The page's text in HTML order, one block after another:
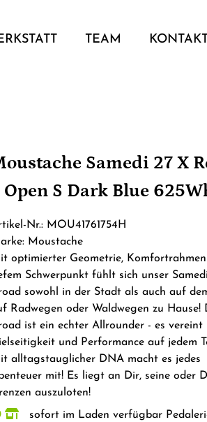
TEAM
Samedi 27 X
Open S Dark Blue
Nr.: MOU41761754H
Moustache
optimierter Geometrie,
Schwerpunkt fühlt sich unser
sowohl in der Stadt als auch auf
Radwegen oder Waldwegen zu Hause!
ist ein echter Allrounder - es vereint
und Performance auf jedem
alltagstauglicher DNA macht es jedes
mit! Es liegt an Dir, seine oder
auszuloten!
sofort im Laden verfügbar